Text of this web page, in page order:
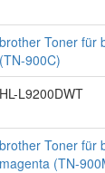
brother Toner für
(TN-900C)
HL-L9200DWT
brother Toner für
magenta (TN-